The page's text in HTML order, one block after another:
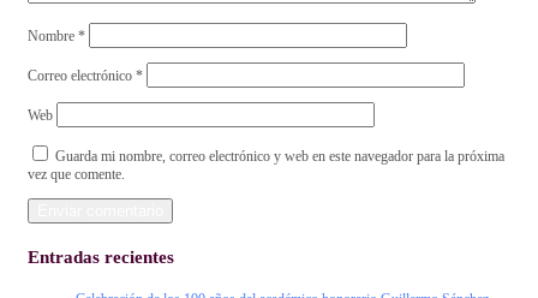
Nombre *
Correo electrónico *
Web
Guarda mi nombre, correo electrónico y web en este navegador para la próxima
vez que comente.
Entradas recientes